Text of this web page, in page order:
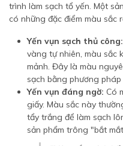
trình làm sạch tổ yến. Một
có những đặc điểm màu sắc
Yến vụn sạch thủ công:
vàng tự nhiên, màu sắc
mảnh. Đây là màu
sạch bằng phương
Yến vụn đáng ngờ: Có
giấy. Màu sắc này
tẩy trắng để làm sạch
sản phẩm trông "bắt